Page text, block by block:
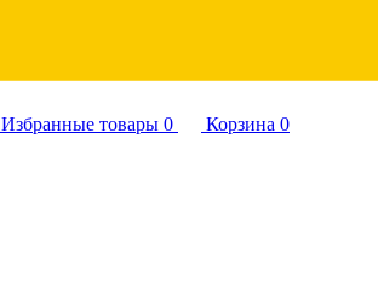
Избранные товары 0 Корзина 0